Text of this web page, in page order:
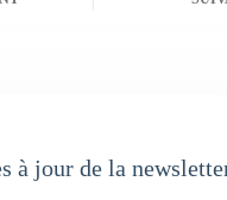
à jour de la